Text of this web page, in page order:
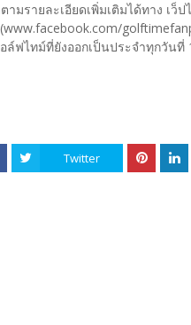
มรายละเอียดเพิ่มเติมได้ทาง เ
ล์ฟไทม์ที่ยังออกเป็นประจำทุกวันที่
Twitter